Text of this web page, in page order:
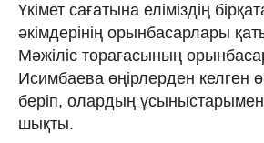
Үкімет сағатына еліміздің
әкімдерінің орынбасарлары
Мәжіліс төрағасының
Исимбаева өңірлерден келген
беріп, олардың
шықты.